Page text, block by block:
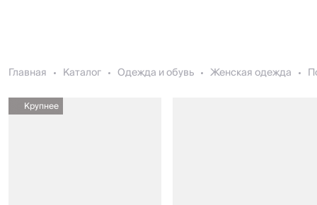
Главная Каталог Одежда и обувь Женская одежда
Крупнее